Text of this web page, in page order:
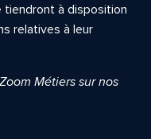
à disposition
relatives à leur
Métiers sur nos